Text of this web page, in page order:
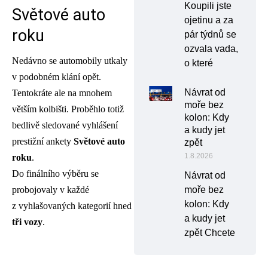
Světové auto
roku
Nedávno se automobily utkaly
v podobném klání opět.
Tentokráte ale na mnohem
větším kolbišti. Proběhlo totiž
bedlivě sledované vyhlášení
prestižní ankety Světové auto
roku.
Do finálního výběru se
probojovaly v každé
z vyhlašovaných kategorií hned
tři vozy.
Koupili jste
ojetinu a za
pár týdnů se
ozvala vada,
o které
Návrat od
moře bez
kolon: Kdy
a kudy jet
zpět
1.8.2026
Návrat od
moře bez
kolon: Kdy
a kudy jet
zpět Chcete